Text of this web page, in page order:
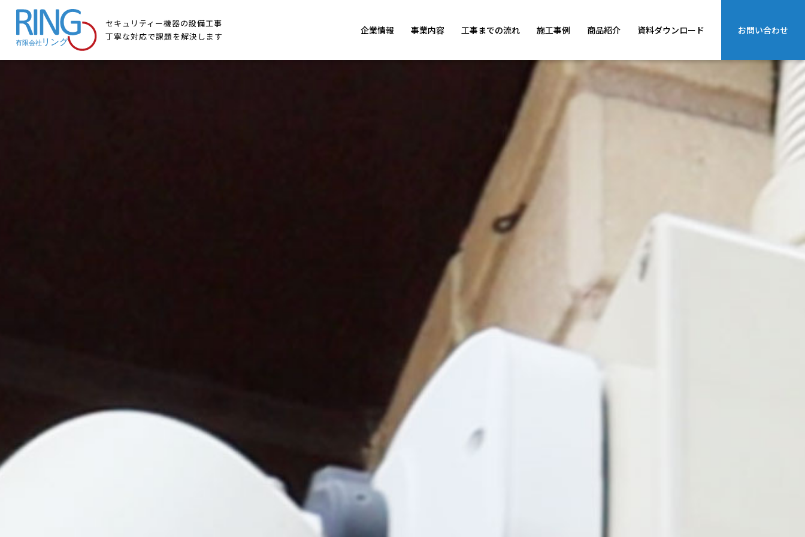
セキュリティー機器の設備工事
丁寧な対応で課題を解決します
企業情報 事業内容 工事までの流れ 施工事例 商品紹介 資料ダウンロード お問い合わせ